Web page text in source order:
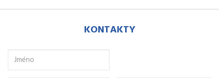
KONTAKTY